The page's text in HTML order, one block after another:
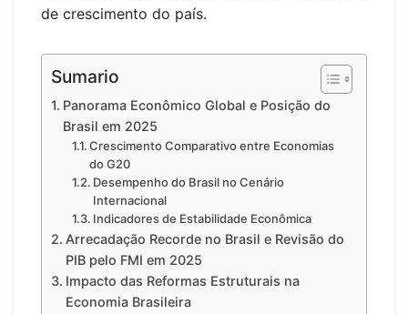
de crescimento do país.
Sumario
Panorama Econômico Global e Posição do
Brasil em 2025
Crescimento Comparativo entre Economias
do G20
Desempenho do Brasil no Cenário
Internacional
Indicadores de Estabilidade Econômica
Arrecadação Recorde no Brasil e Revisão do
PIB pelo FMI em 2025
Impacto das Reformas Estruturais na
Economia Brasileira